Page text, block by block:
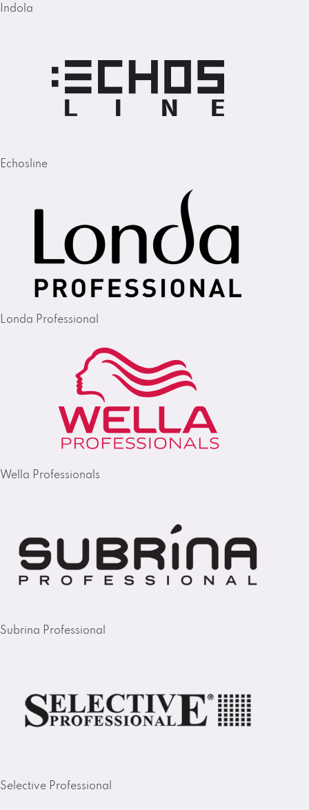
Indola
Echosline
Londa Professional
Wella Professionals
Subrina Professional
Selective Professional